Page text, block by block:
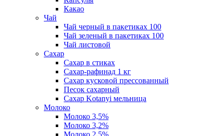
Какао
Чай
Чай черный в пакетиках 100
Чай зеленый в пакетиках 100
Чай листовой
Сахар
Сахар в стиках
Сахар-рафинад 1 кг
Сахар кусковой прессованный
Песок сахарный
Сахар Kotanyi мельница
Молоко
Молоко 3,5%
Молоко 3,2%
Молоко 2,5%